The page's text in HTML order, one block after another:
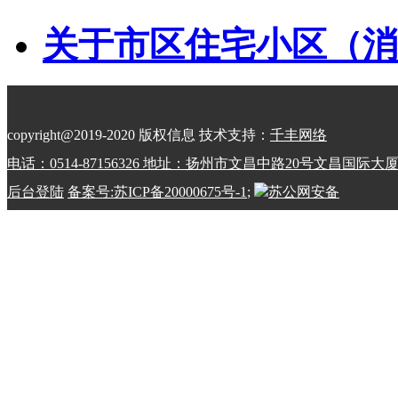
关于市区住宅小区（
copyright@2019-2020 版权信息 技术支持： 千丰网络
电话：0514-87156326 地址：扬州市文昌中路20号文昌国际大厦
后台登陆 备案号:苏ICP备20000675号-1;
苏公网安备